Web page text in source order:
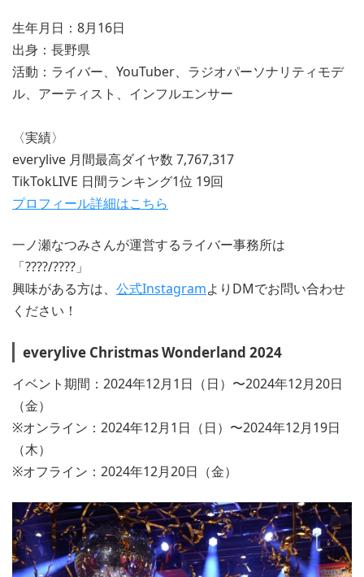
生年月日：8月16日
出身：長野県
活動：ライバー、YouTuber、ラジオパーソナリティモデ
ル、アーティスト、インフルエンサー
〈実績〉
everylive 月間最高ダイヤ数 7,767,317
TikTokLIVE 日間ランキング1位 19回
プロフィール詳細はこちら
一ノ瀬なつみさんが運営するライバー事務所は
「????/????」
興味がある方は、 公式InstagramよりDMでお問い合わせ
ください！
everylive Christmas Wonderland 2024
イベント期間：2024年12月1日（日）〜2024年12月20日
（金）
※オンライン：2024年12月1日（日）〜2024年12月19日
（木）
※オフライン：2024年12月20日（金）